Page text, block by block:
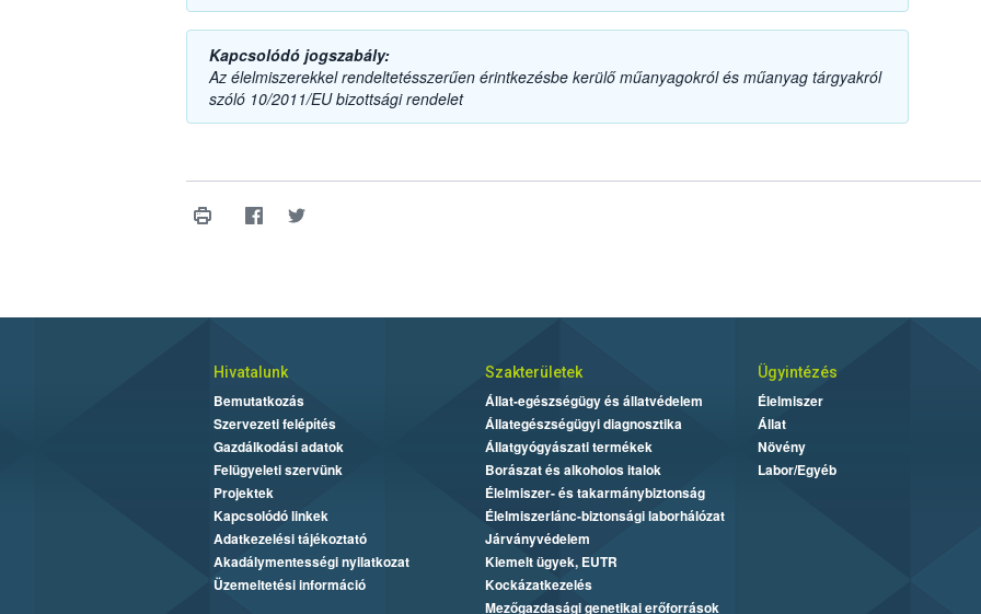
Kapcsolódó jogszabály:
Az élelmiszerekkel rendeltetésszerűen érintkezésbe kerülő műanyagokról és műanyag tárgyakról
szóló 10/2011/EU bizottsági rendelet
Hivatalunk
Bemutatkozás
Szervezeti felépítés
Gazdálkodási adatok
Felügyeleti szervünk
Projektek
Kapcsolódó linkek
Adatkezelési tájékoztató
Akadálymentességi nyilatkozat
Üzemeltetési információ
Szakterületek
Állat-egészségügy és állatvédelem
Állategészségügyi diagnosztika
Állatgyógyászati termékek
Borászat és alkoholos italok
Élelmiszer- és takarmánybiztonság
Élelmiszerlánc-biztonsági laborhálózat
Járványvédelem
Kiemelt ügyek, EUTR
Kockázatkezelés
Mezőgazdasági genetikai erőforrások
Ügyintézés
Élelmiszer
Állat
Növény
Labor/Egyéb